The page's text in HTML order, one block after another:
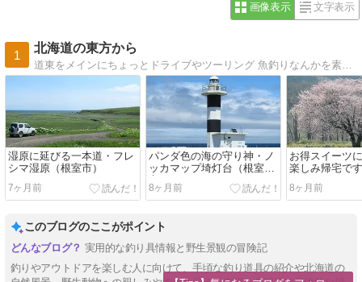
画像表示 文字表示
1
北海道の東方から
湿原に延びる一本道・フレ
シマ湿原（根室市）
7ヶ月前
パンダ色の海の守り神・ノ
ッカマップ埼灯台（根室
8ヶ月前
お得スイーツ
楽しみ帰宅です
8ヶ月前
このブログのここがポイント
実用的な釣り具情報と野生景観の冒険記
釣りやアウトドアを楽しむ人に向けて、手頃な釣り道具の紹介や北海道の